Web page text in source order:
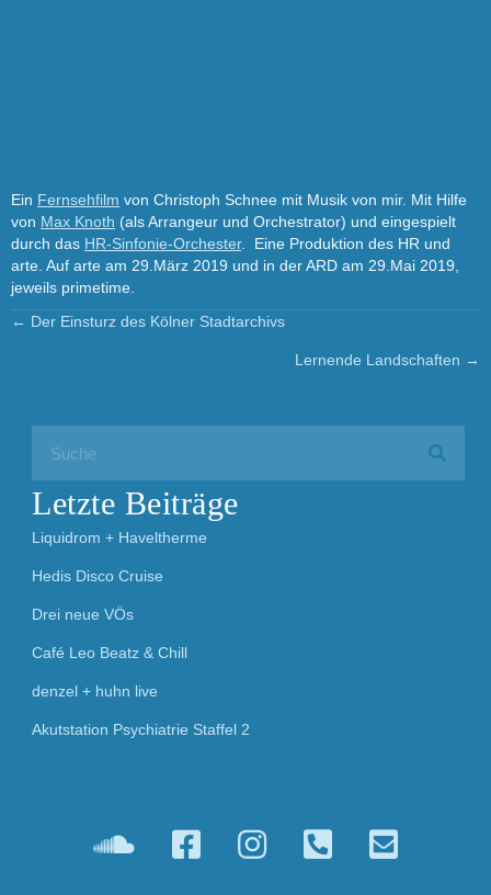
Letzte Beiträge
Liquidrom + Haveltherme
Hedis Disco Cruise
Drei neue VÖs
Café Leo Beatz & Chill
denzel + huhn live
Akutstation Psychiatrie Staffel 2
Ein Fernsehfilm von Christoph Schnee mit Musik von mir. Mit Hilfe
von Max Knoth (als Arrangeur und Orchestrator) und eingespielt
durch das HR-Sinfonie-Orchester. Eine Produktion des HR und
arte. Auf arte am 29.März 2019 und in der ARD am 29.Mai 2019,
jeweils primetime.
Posts
← Der Einsturz des Kölner Stadtarchivs
Lernende Landschaften →